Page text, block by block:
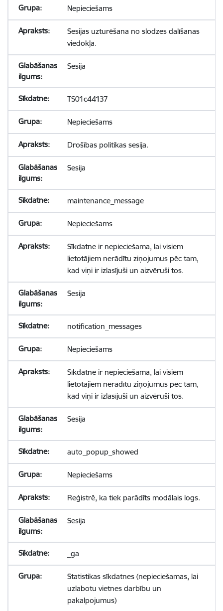
Nepieciešams
Sesijas uzturēšana no slodzes dalīšanas
viedokļa.
Sesija
TS01c44137
Nepieciešams
Drošības politikas sesija.
Sesija
maintenance_message
Nepieciešams
Sīkdatne ir nepieciešama, lai visiem
lietotājiem nerādītu ziņojumus pēc tam,
kad viņi ir izlasījuši un aizvēruši tos.
Sesija
notification_messages
Nepieciešams
Sīkdatne ir nepieciešama, lai visiem
lietotājiem nerādītu ziņojumus pēc tam,
kad viņi ir izlasījuši un aizvēruši tos.
Sesija
auto_popup_showed
Nepieciešams
Reģistrē, ka tiek parādīts modālais logs.
Sesija
_ga
Statistikas sīkdatnes (nepieciešamas, lai
uzlabotu vietnes darbību un
pakalpojumus)